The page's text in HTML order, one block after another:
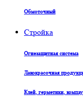
Обмоточный
Стройка
Огнезащитная система
Лакокрасочная
Клей, герметики,